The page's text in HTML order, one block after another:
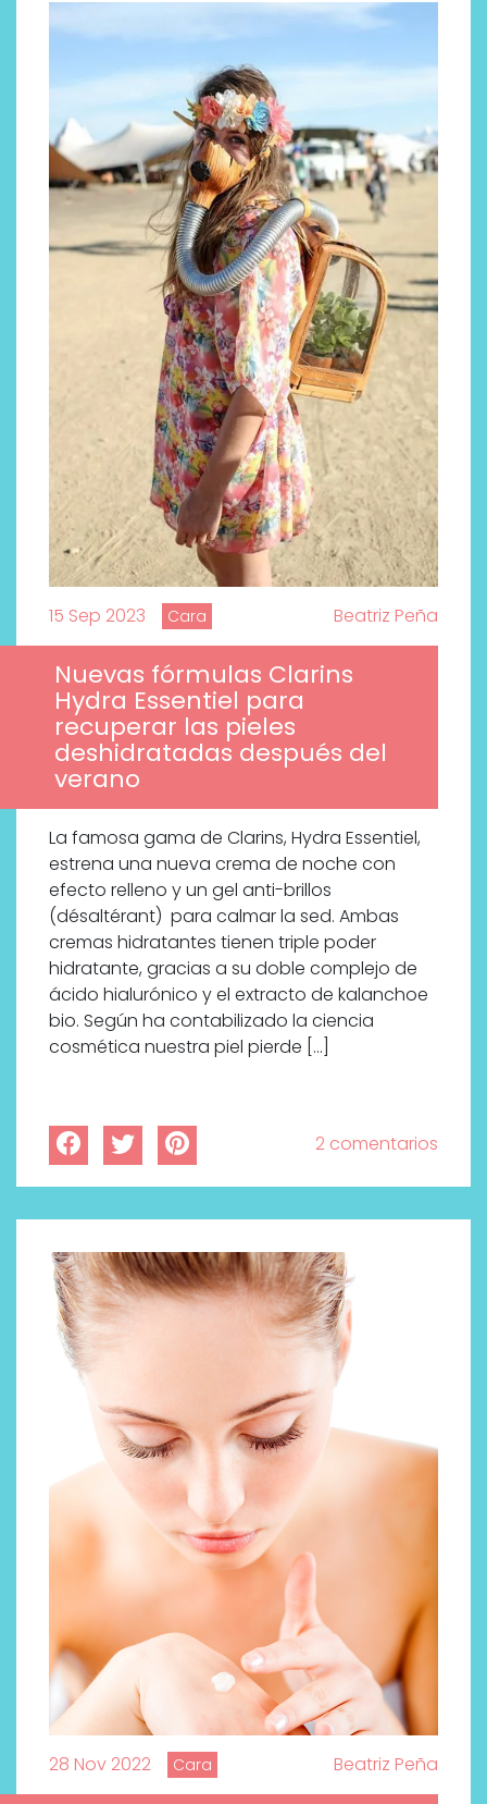
15 Sep 2023 Cara Beatriz Peña
Nuevas fórmulas Clarins
Hydra Essentiel para
recuperar las pieles
deshidratadas después del
verano
La famosa gama de Clarins, Hydra Essentiel,
estrena una nueva crema de noche con
efecto relleno y un gel anti-brillos
(désaltérant) para calmar la sed. Ambas
cremas hidratantes tienen triple poder
hidratante, gracias a su doble complejo de
ácido hialurónico y el extracto de kalanchoe
bio. Según ha contabilizado la ciencia
cosmética nuestra piel pierde […]
2 comentarios
28 Nov 2022 Cara Beatriz Peña